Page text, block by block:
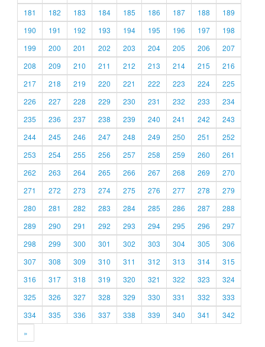
181
182 183 184 185 186 187 188
189
190
191 192 193 194 195 196 197
198
199
200 201 202 203 204 205 206
207
208
209 210 211 212 213 214 215
216
217
218 219 220 221 222 223 224
225
226
227 228 229 230 231 232 233
234
235
236 237 238 239 240 241 242
243
244
245 246 247 248 249 250 251
252
253
254 255 256 257 258 259 260
261
262
263 264 265 266 267 268 269
270
271
272 273 274 275 276 277 278
279
280
281 282 283 284 285 286 287
288
289
290 291 292 293 294 295 296
297
298
299 300 301 302 303 304 305
306
307
308 309 310 311 312 313 314
315
316
317 318 319 320 321 322 323
324
325
326 327 328 329 330 331 332
333
334
335 336 337 338 339 340 341
342
»